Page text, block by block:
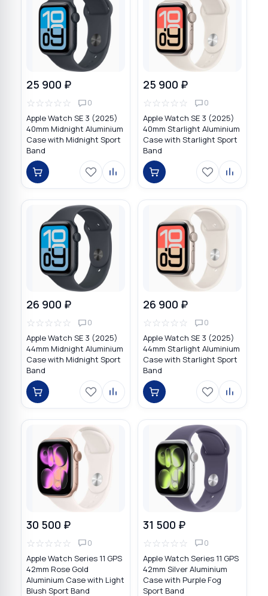
25 900 ₽
☆☆☆☆☆ 0
Apple Watch SE 3 (2025)
40mm Midnight Aluminium
Case with Midnight Sport
Band
25 900 ₽
☆☆☆☆☆ 0
Apple Watch SE 3 (2025)
40mm Starlight Aluminium
Case with Starlight Sport
Band
26 900 ₽
☆☆☆☆☆ 0
Apple Watch SE 3 (2025)
44mm Midnight Aluminium
Case with Midnight Sport
Band
26 900 ₽
☆☆☆☆☆ 0
Apple Watch SE 3 (2025)
44mm Starlight Aluminium
Case with Starlight Sport
Band
30 500 ₽
☆☆☆☆☆ 0
Apple Watch Series 11 GPS
42mm Rose Gold
Aluminium Case with Light
Blush Sport Band
31 500 ₽
☆☆☆☆☆ 0
Apple Watch Series 11 GPS
42mm Silver Aluminium
Case with Purple Fog
Sport Band